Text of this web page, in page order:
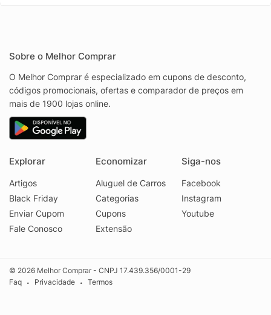
Sobre o Melhor Comprar
O Melhor Comprar é especializado em cupons de desconto,
códigos promocionais, ofertas e comparador de preços em
mais de 1900 lojas online.
Explorar
Artigos
Black Friday
Enviar Cupom
Fale Conosco
Economizar
Aluguel de Carros
Categorias
Cupons
Extensão
Siga-nos
Facebook
Instagram
Youtube
© 2026 Melhor Comprar - CNPJ 17.439.356/0001-29
Faq
• Privacidade • Termos